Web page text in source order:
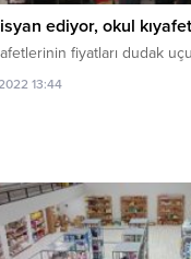
ediyor, okul
fiyatları dudak
13:44